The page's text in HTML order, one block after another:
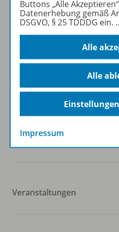
Zum
Folgen Sie uns auf Social
Westermann Gruppe
Veranstaltungen
Buttons „Alle
Datenerhebung gemäß
DSGVO, § 25 TDDDG ein.
Alle
Alle
Impressum